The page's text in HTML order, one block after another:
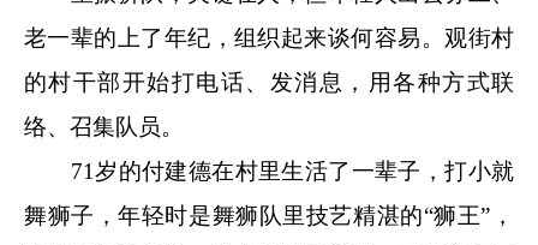
老一辈的上了年纪，组织起来谈何容易。观街村
的村干部开始打电话、发消息，用各种方式联
络、召集队员。
71岁的付建德在村里生活了一辈子，打小就
舞狮子，年轻时是舞狮队里技艺精湛的“狮王”，